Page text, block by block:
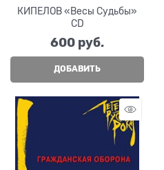
КИПЕЛОВ «Весы Судьбы»
CD
600 руб.
ДОБАВИТЬ